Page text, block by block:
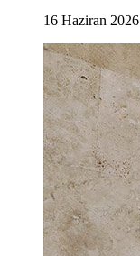
16 Haziran 2026